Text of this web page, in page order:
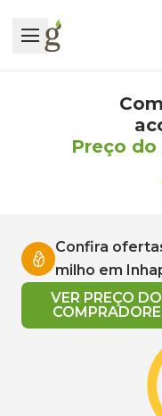
Preço
Confira
milho em
VER PREÇO